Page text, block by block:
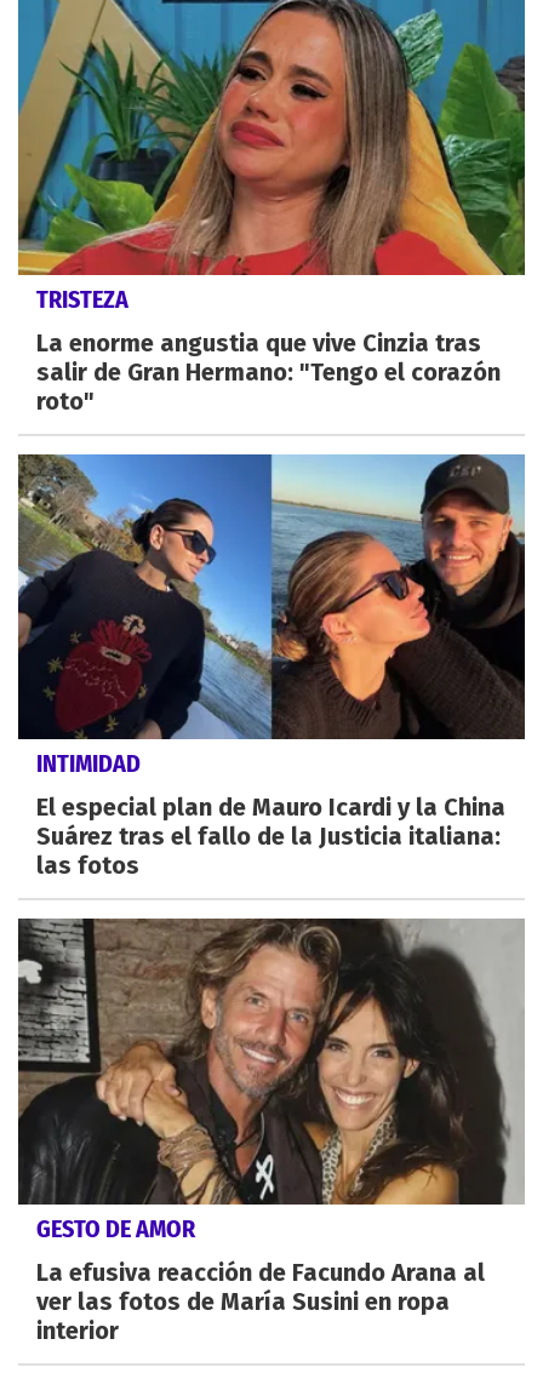
TRISTEZA
La enorme angustia que vive Cinzia tras
salir de Gran Hermano: "Tengo el corazón
roto"
INTIMIDAD
El especial plan de Mauro Icardi y la China
Suárez tras el fallo de la Justicia italiana:
las fotos
GESTO DE AMOR
La efusiva reacción de Facundo Arana al
ver las fotos de María Susini en ropa
interior